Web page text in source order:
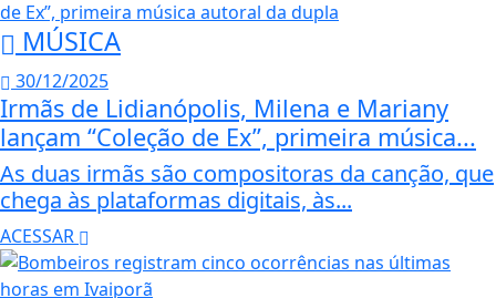
MÚSICA
30/12/2025
Irmãs de Lidianópolis, Milena e Mariany
lançam “Coleção de Ex”, primeira música...
As duas irmãs são compositoras da canção, que
chega às plataformas digitais, às...
ACESSAR